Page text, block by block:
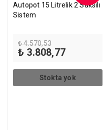
Autopot 15 Litrelik 2 Saksılı
Sistem
₺4.570,53Orijinal
fiyat:
₺ 4.570,53.
₺ 3.808,77Şu
fiyat:
₺ 3.808,77.
Stokta yok